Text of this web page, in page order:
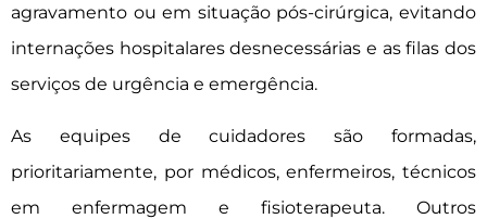
agravamento ou em situação pós-cirúrgica, evitando
internações hospitalares desnecessárias e as filas dos
serviços de urgência e emergência.
As equipes de cuidadores são formadas,
prioritariamente, por médicos, enfermeiros, técnicos
em enfermagem e fisioterapeuta. Outros